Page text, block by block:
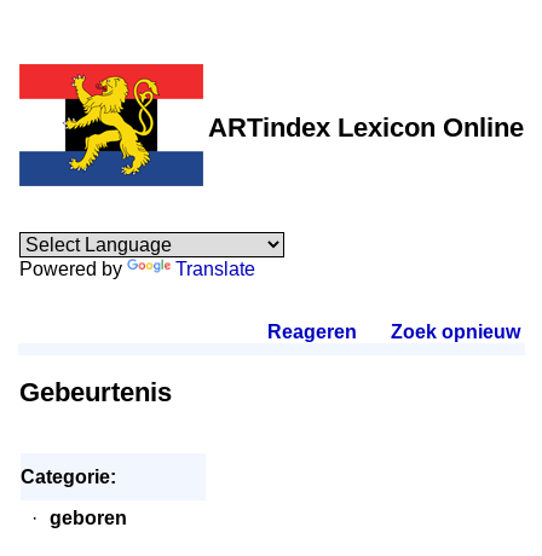
ARTindex Lexicon Online
Powered by Translate
Reageren Zoek opnieuw.
Gebeurtenis
Categorie:
·
geboren